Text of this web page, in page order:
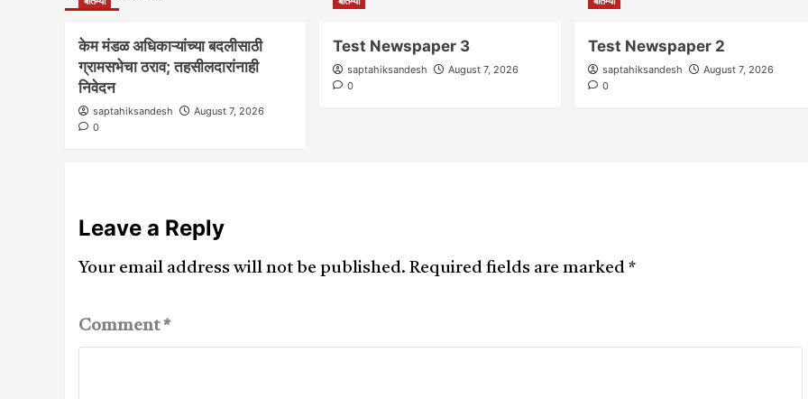
केम मंडळ अधिकाऱ्यांच्या बदलीसाठी
ग्रामसभेचा ठराव; तहसीलदारांनाही
निवेदन
saptahiksandesh
August 7, 2026
0
Test Newspaper 3
saptahiksandesh
August 7, 2026
0
Test Newspaper 2
saptahiksandesh
August 7, 2026
0
Leave a Reply
Your email address will not be published. Required fields are marked *
Comment*